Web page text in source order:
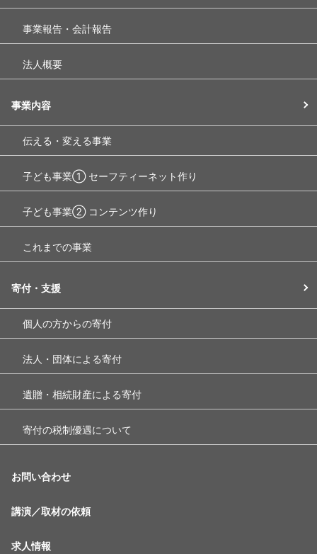
事業報告・会計報告
法人概要
事業内容
伝える・変える事業
子ども事業① セーフティーネット作り
子ども事業② コンテンツ作り
これまでの事業
寄付・支援
個人の方からの寄付
法人・団体による寄付
遺贈・相続財産による寄付
寄付の税制優遇について
お問い合わせ
講演／取材の依頼
求人情報